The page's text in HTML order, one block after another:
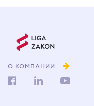
О КОМПАНИИ